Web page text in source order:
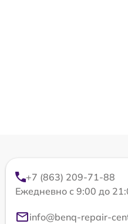
+7 (863) 209-71-88
Ежедневно с 9:00 до
info@benq-repair-